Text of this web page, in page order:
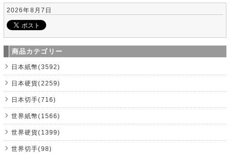
2026年8月7日
商品カテゴリー
日本紙幣(3592)
日本硬貨(2259)
日本切手(716)
世界紙幣(1566)
世界硬貨(1399)
世界切手(98)